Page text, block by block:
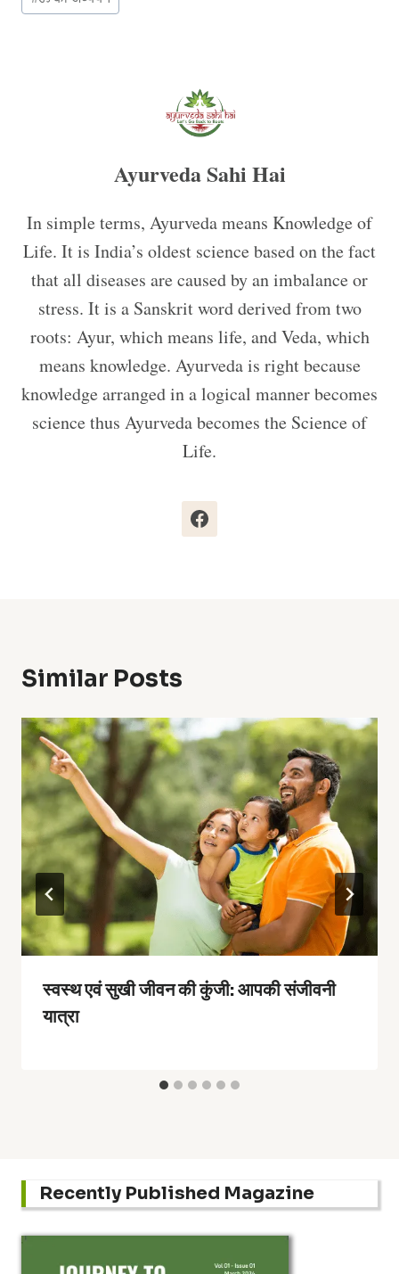
Tags:
Ayurveda Sahi Hai
In simple terms, Ayurveda means Knowledge of
Life. It is India’s oldest science based on the fact
that all diseases are caused by an imbalance or
stress. It is a Sanskrit word derived from two
roots: Ayur, which means life, and Veda, which
means knowledge. Ayurveda is right because
knowledge arranged in a logical manner becomes
science thus Ayurveda becomes the Science of
Life.
Similar Posts
स्वस्थ एवं सुखी जीवन की कुंजी: आपकी संजीवनी
यात्रा
Recently Published Magazine